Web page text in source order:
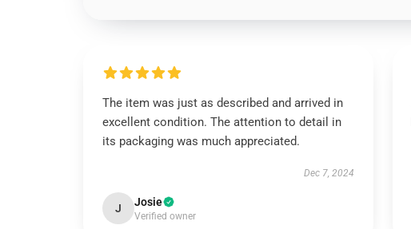
The item was just as described and arrived in
excellent condition. The attention to detail in
its packaging was much appreciated.
Dec 7, 2024
J Josie
Verified owner